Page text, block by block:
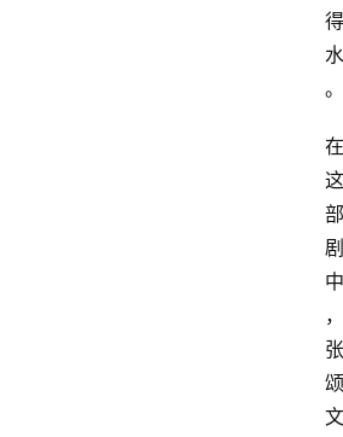
得
水
。
在
这
部
剧
中
，
张
颂
文